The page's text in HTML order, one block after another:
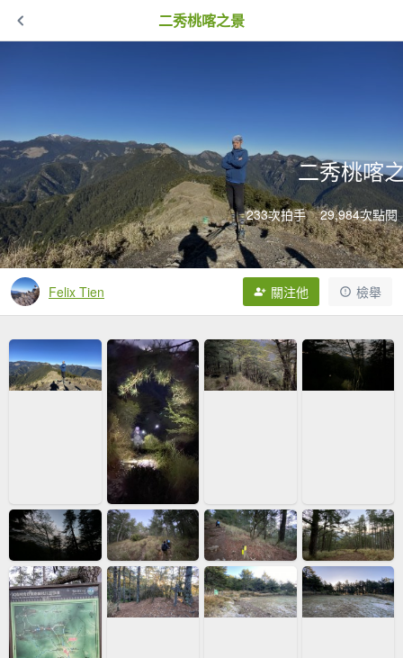
二秀桃喀之景
二秀桃喀
233次拍手 29,984次點閱
Felix Tien 關注他 檢舉